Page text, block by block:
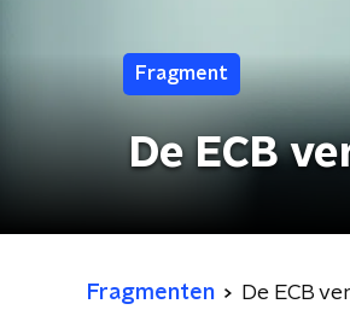
Fragment
De ECB
Fragmenten De ECB